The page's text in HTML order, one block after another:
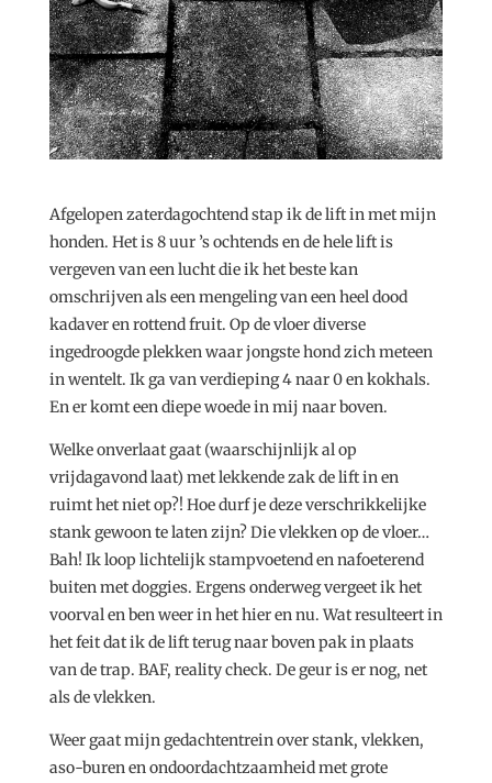
Afgelopen zaterdagochtend stap ik de lift in met mijn
honden. Het is 8 uur ’s ochtends en de hele lift is
vergeven van een lucht die ik het beste kan
omschrijven als een mengeling van een heel dood
kadaver en rottend fruit. Op de vloer diverse
ingedroogde plekken waar jongste hond zich meteen
in wentelt. Ik ga van verdieping 4 naar 0 en kokhals.
En er komt een diepe woede in mij naar boven.
Welke onverlaat gaat (waarschijnlijk al op
vrijdagavond laat) met lekkende zak de lift in en
ruimt het niet op?! Hoe durf je deze verschrikkelijke
stank gewoon te laten zijn? Die vlekken op de vloer…
Bah! Ik loop lichtelijk stampvoetend en nafoeterend
buiten met doggies. Ergens onderweg vergeet ik het
voorval en ben weer in het hier en nu. Wat resulteert in
het feit dat ik de lift terug naar boven pak in plaats
van de trap. BAF, reality check. De geur is er nog, net
als de vlekken.
Weer gaat mijn gedachtentrein over stank, vlekken,
aso-buren en ondoordachtzaamheid met grote